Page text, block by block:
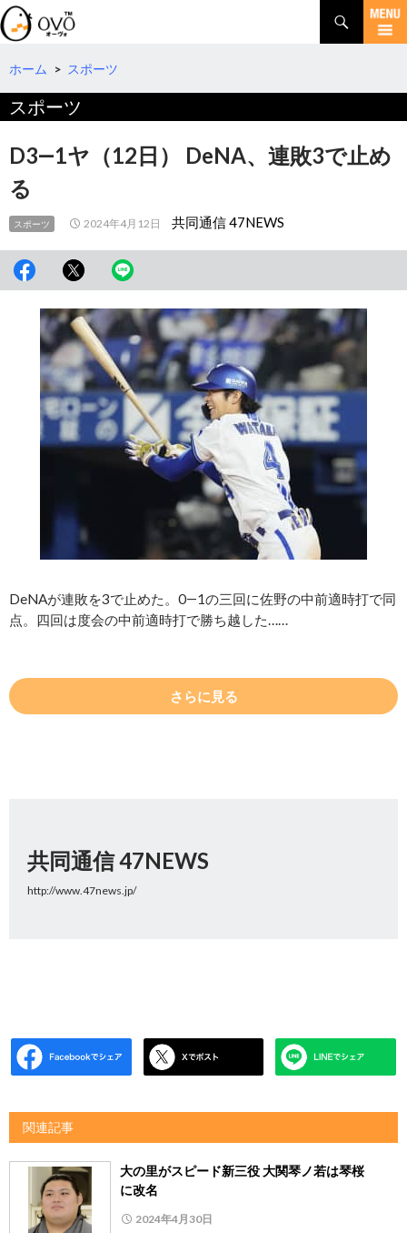
検
索
コ
テ
へ
移
動
ホーム > スポーツ
スポーツ
D3―1ヤ（12日） DeNA、連敗3で止め
る
スポーツ 2024年4月12日 共同通信 47NEWS
DeNAが連敗を3で止めた。0―1の三回に佐野の中前適時打で同
点。四回は度会の中前適時打で勝ち越した……
さらに見る
共同通信 47NEWS
http://www.47news.jp/
関連記事
大の里がスピード新三役 大関琴ノ若は琴桜
に改名
2024年4月30日